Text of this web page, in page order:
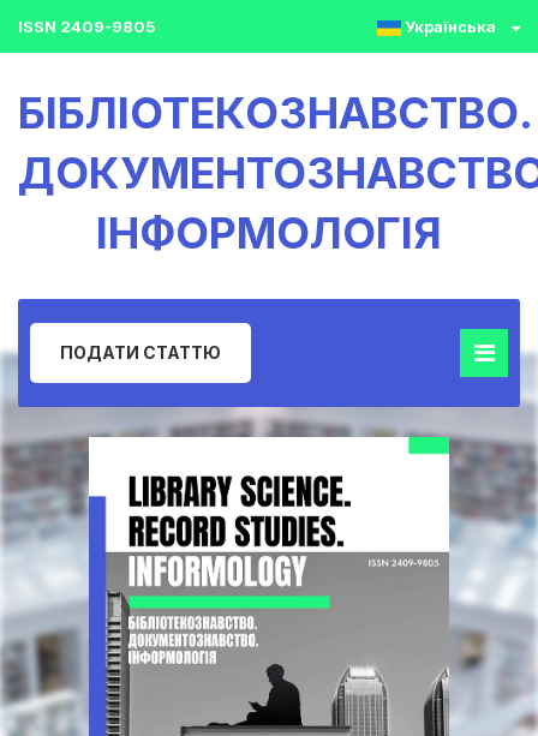
ISSN 2409-9805 Українська
БІБЛІОТЕКОЗНАВСТВО.
ІНФОРМОЛОГІЯ
ПОДАТИ СТАТТЮ